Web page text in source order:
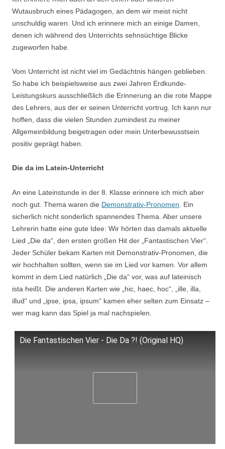
Wutausbruch eines Pädagogen, an dem wir meist nicht
unschuldig waren. Und ich erinnere mich an einige Damen,
denen ich während des Unterrichts sehnsüchtige Blicke
zugeworfen habe.
Vom Unterricht ist nicht viel im Gedächtnis hängen geblieben.
So habe ich beispielsweise aus zwei Jahren Erdkunde-
Leistungskurs ausschließlich die Erinnerung an die rote Mappe
des Lehrers, aus der er seinen Unterricht vortrug. Ich kann nur
hoffen, dass die vielen Stunden zumindest zu meiner
Allgemeinbildung beigetragen oder mein Unterbewusstsein
positiv geprägt haben.
Die da im Latein-Unterricht
An eine Lateinstunde in der 8. Klasse erinnere ich mich aber
noch gut. Thema waren die Demonstrativ-Pronomen . Ein
sicherlich nicht sonderlich spannendes Thema. Aber unsere
Lehrerin hatte eine gute Idee: Wir hörten das damals aktuelle
Lied „Die da“, den ersten großen Hit der „Fantastischen Vier“.
Jeder Schüler bekam Karten mit Demonstrativ-Pronomen, die
wir hochhalten sollten, wenn sie im Lied vor kamen. Vor allem
kommt in dem Lied natürlich „Die da“ vor, was auf lateinisch
ista heißt. Die anderen Karten wie „hic, haec, hoc“, „ille, illa,
illud“ und „ipse, ipsa, ipsum“ kamen eher selten zum Einsatz –
wer mag kann das Spiel ja mal nachspielen.
Die Fantastischen Vier - Die Da ?! (Original HQ)